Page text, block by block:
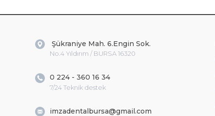
Şükraniye Mah. 6.Engin Sok.
No.4 Yıldırım / BURSA 16320
0 224 - 360 16 34
7/24 Teknik destek
imzadentalbursa@gmail.com